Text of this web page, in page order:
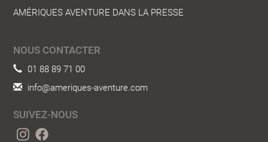
AMÉRIQUES AVENTURE DANS LA PRESSE
NOUS CONTACTER
01 88 89 71 00
info@ameriques-aventure.com
SUIVEZ-NOUS